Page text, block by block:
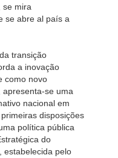
se mira
se abre al país a
transição
a inovação
como novo
se uma
nacional em
disposições
política pública
do
estabelecida pelo